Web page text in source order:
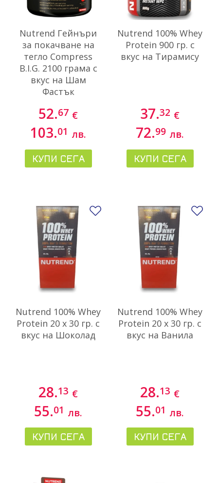
Nutrend Гейнъри
за покачване на
тегло Compress
B.I.G. 2100 грама с
вкус на Шам
Фастък
52.67 €
103.01 лв.
КУПИ СЕГА
Nutrend 100% Whey
Protein 900 гр. с
вкус на Тирамису
37.32 €
72.99 лв.
КУПИ СЕГА
Nutrend 100% Whey
Protein 20 x 30 гр. с
вкус на Шоколад
28.13 €
55.01 лв.
КУПИ СЕГА
Добави в любими
Nutrend 100% Whey
Protein 20 x 30 гр. с
вкус на Ванила
28.13 €
55.01 лв.
КУПИ СЕГА